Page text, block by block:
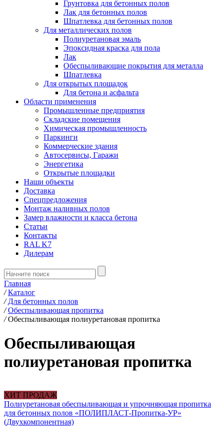
Грунтовка для бетонных полов
Лак для бетонных полов
Шпатлевка для бетонных полов
Для металлических полов
Полиуретановая эмаль
Эпоксидная краска для пола
Лак
Обеспыливающие покрытия для металла
Шпатлевка
Для открытых площадок
Для бетона и асфальта
Области применения
Промышленные предприятия
Складские помещения
Химическая промышленность
Паркинги
Коммерческие здания
Автосервисы, Гаражи
Энергетика
Открытые площадки
Наши объекты
Доставка
Спецпредложения
Монтаж наливных полов
Замер влажности и класса бетона
Статьи
Контакты
RAL K7
Дилерам
Главная
/ Каталог
/ Для бетонных полов
/ Обеспыливающая пропитка
/ Обеспыливающая полиуретановая пропитка
Обеспыливающая
полиуретановая пропитка
ХИТ ПРОДАЖ
Полиуретановая обеспыливающая и упрочняющая пропитка
для бетонных полов «ПОЛИПЛАСТ-Пропитка-УР»
(Двухкомпонентная)